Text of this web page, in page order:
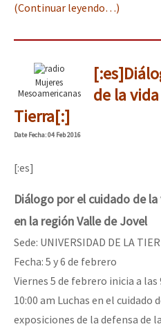
(Continuar leyendo…)
Mujeres
Mesoamericanas
de la
Tierra[:]
DateFecha: 04 Feb 2016
[:es]
Diálogo por el cuidado de
en la región Valle de Jovel
Sede: UNIVERSIDAD DE LA
Fecha: 5 y 6 de febrero
Viernes 5 de febrero inicia a las
10:00 am Luchas en el cuidado
exposiciones de la defensa de